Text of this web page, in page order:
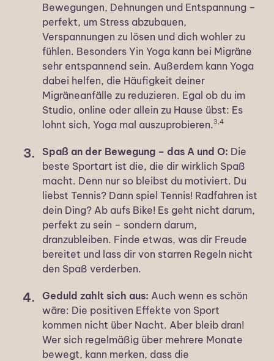
Bewegungen, Dehnungen und Entspannung –
perfekt, um Stress abzubauen,
Verspannungen zu lösen und dich wohler zu
fühlen. Besonders Yin Yoga kann bei Migräne
sehr entspannend sein. Außerdem kann Yoga
dabei helfen, die Häufigkeit deiner
Migräneanfälle zu reduzieren. Egal ob du im
Studio, online oder allein zu Hause übst: Es
lohnt sich, Yoga mal auszuprobieren.3,4
Spaß an der Bewegung – das A und O: Die
beste Sportart ist die, die dir wirklich Spaß
macht. Denn nur so bleibst du motiviert. Du
liebst Tennis? Dann spiel Tennis! Radfahren ist
dein Ding? Ab aufs Bike! Es geht nicht darum,
perfekt zu sein – sondern darum,
dranzubleiben. Finde etwas, was dir Freude
bereitet und lass dir von starren Regeln nicht
den Spaß verderben.
Geduld zahlt sich aus: Auch wenn es schön
wäre: Die positiven Effekte von Sport
kommen nicht über Nacht. Aber bleib dran!
Wer sich regelmäßig über mehrere Monate
bewegt, kann merken, dass die